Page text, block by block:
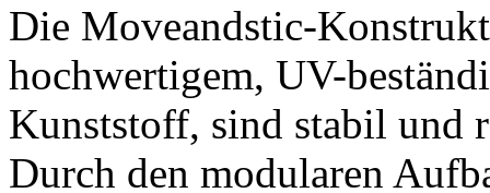
Die Moveandstic-
hochwertigem, UV-
Kunststoff, sind stabil und
Durch den modularen